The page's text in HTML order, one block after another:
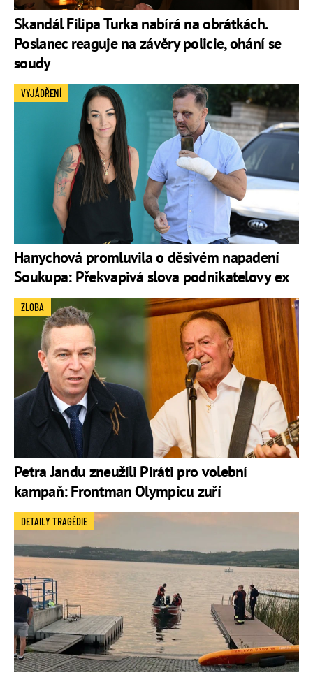
Skandál Filipa Turka nabírá na obrátkách.
Poslanec reaguje na závěry policie, ohání se
soudy
Hanychová promluvila o děsivém napadení
Soukupa: Překvapivá slova podnikatelovy ex
VYJÁDŘENÍ
Petra Jandu zneužili Piráti pro volební
kampaň: Frontman Olympicu zuří
ZLOBA
DETAILY TRAGÉDIE